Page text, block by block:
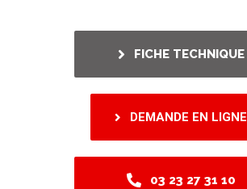
FICHE TECHNIQUE
DEMANDE EN LIGNE
03 23 27 31 10